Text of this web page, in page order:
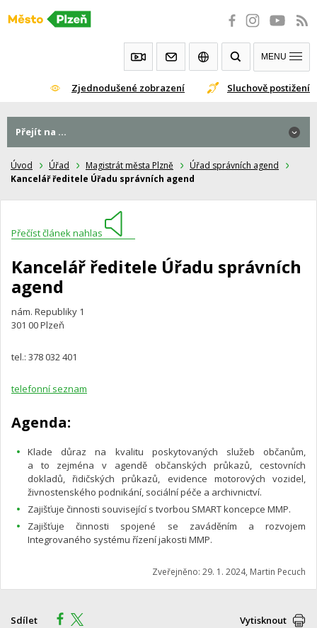
Přeskočit
Zjednodušené zobrazení Sluchově postižení
MENU
Úvod Úřad Magistrát města Plzně
Úřad správních agend
Kancelář ředitele Úřadu správních agend
Přečíst článek nahlas
Kancelář ředitele Úřadu správních
agend
nám. Republiky 1
301 00 Plzeň
tel.: 378 032 401
telefonní seznam
Agenda:
Klade důraz na kvalitu poskytovaných služeb občanům,
a to zejména v agendě občanských průkazů, cestovních
dokladů, řidičských průkazů, evidence motorových vozidel,
živnostenského podnikání, sociální péče a archivnictví.
Zajišťuje činnosti související s tvorbou SMART koncepce MMP.
Zajišťuje činnosti spojené se zaváděním a rozvojem
Integrovaného systému řízení jakosti MMP.
Zveřejněno: 29. 1. 2024, Martin Pecuch
Sdílet Vytisknout
Přejít na ...